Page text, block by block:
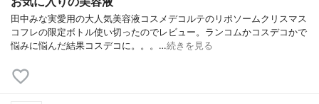
田中みな実愛用の大人気美容液コスメデコルテのリポソームクリスマス
コフレの限定ボトル使い切ったのでレビュー。ランコムかコスデコかで
悩みに悩んだ結果コスデコに。。。…続きを見る